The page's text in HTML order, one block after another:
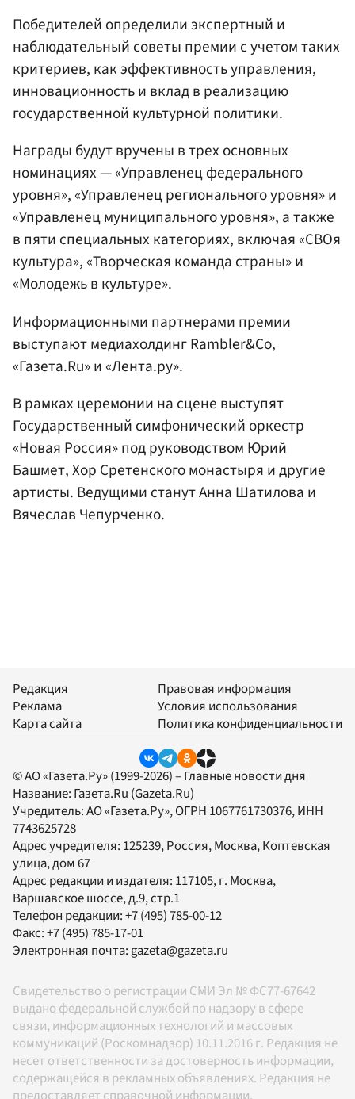
Победителей определили экспертный и
наблюдательный советы премии с учетом таких
критериев, как эффективность управления,
инновационность и вклад в реализацию
государственной культурной политики.
Награды будут вручены в трех основных
номинациях — «Управленец федерального
уровня», «Управленец регионального уровня» и
«Управленец муниципального уровня», а также
в пяти специальных категориях, включая «СВОя
культура», «Творческая команда страны» и
«Молодежь в культуре».
Информационными партнерами премии
выступают медиахолдинг Rambler&Co,
«Газета.Ru» и «Лента.ру».
В рамках церемонии на сцене выступят
Государственный симфонический оркестр
«Новая Россия» под руководством Юрий
Башмет, Хор Сретенского монастыря и другие
артисты. Ведущими станут Анна Шатилова и
Вячеслав Чепурченко.
Редакция
Реклама
Карта сайта
Правовая информация
Условия использования
Политика конфиденциальности
© АО «Газета.Ру» (1999-2026) – Главные новости дня
Название: Газета.Ru (Gazeta.Ru)
Учредитель:АО «Газета.Ру», ОГРН 1067761730376, ИНН
7743625728
Адрес учредителя: 125239, Россия, Москва, Коптевская
улица, дом 67
Адрес редакции и издателя: 117105, г. Москва,
Варшавское шоссе, д.9, стр.1
Телефон редакции:+7 (495) 785-00-12
Факс:+7 (495) 785-17-01
Электронная почта:gazeta@gazeta.ru
Свидетельство о регистрации СМИ Эл № ФС77-67642
выдано федеральной службой по надзору в сфере
связи, информационных технологий и массовых
коммуникаций (Роскомнадзор) 10.11.2016 г. Редакция не
несет ответственности за достоверность информации,
содержащейся в рекламных объявлениях. Редакция не